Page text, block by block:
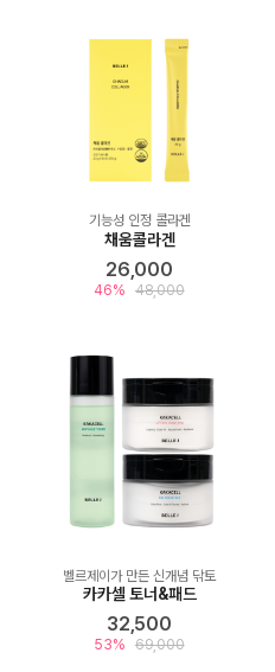
기능성 인정 콜라겐
채움콜라겐
26,000
46% 48,000
벨르제이가 만든 신개념 닦토
카카셀 토너&패드
32,500
53% 69,000